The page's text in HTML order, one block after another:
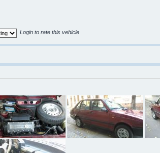
Login to rate this vehicle